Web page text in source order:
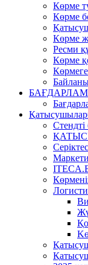
Көрме
Көрме
Көрме
Ресми
Көрме
Стендті